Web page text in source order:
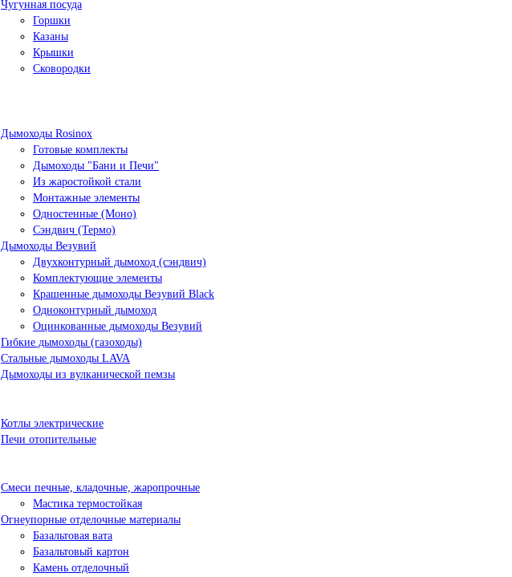
Чугунная посуда
Горшки
Казаны
Крышки
Сковородки
Дымоходы Rosinox
Готовые комплекты
Дымоходы "Бани и Печи"
Из жаростойкой стали
Монтажные элементы
Одностенные (Моно)
Сэндвич (Термо)
Дымоходы Везувий
Двухконтурный дымоход (сэндвич)
Комплектующие элементы
Крашенные дымоходы Везувий Black
Одноконтурный дымоход
Оцинкованные дымоходы Везувий
Гибкие дымоходы (газоходы)
Стальные дымоходы LAVA
Дымоходы из вулканической пемзы
Котлы электрические
Печи отопительные
Смеси печные, кладочные, жаропрочные
Мастика термостойкая
Огнеупорные отделочные материалы
Базальтовая вата
Базальтовый картон
Камень отделочный